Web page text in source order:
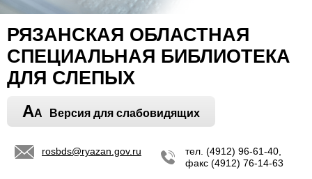
РЯЗАНСКАЯ ОБЛАСТНАЯ
СПЕЦИАЛЬНАЯ БИБЛИОТЕКА
ДЛЯ СЛЕПЫХ
AA Версия для слабовидящих
rosbds@ryazan.gov.ru
тел. (4912) 96-61-40,
факс (4912) 76-14-63